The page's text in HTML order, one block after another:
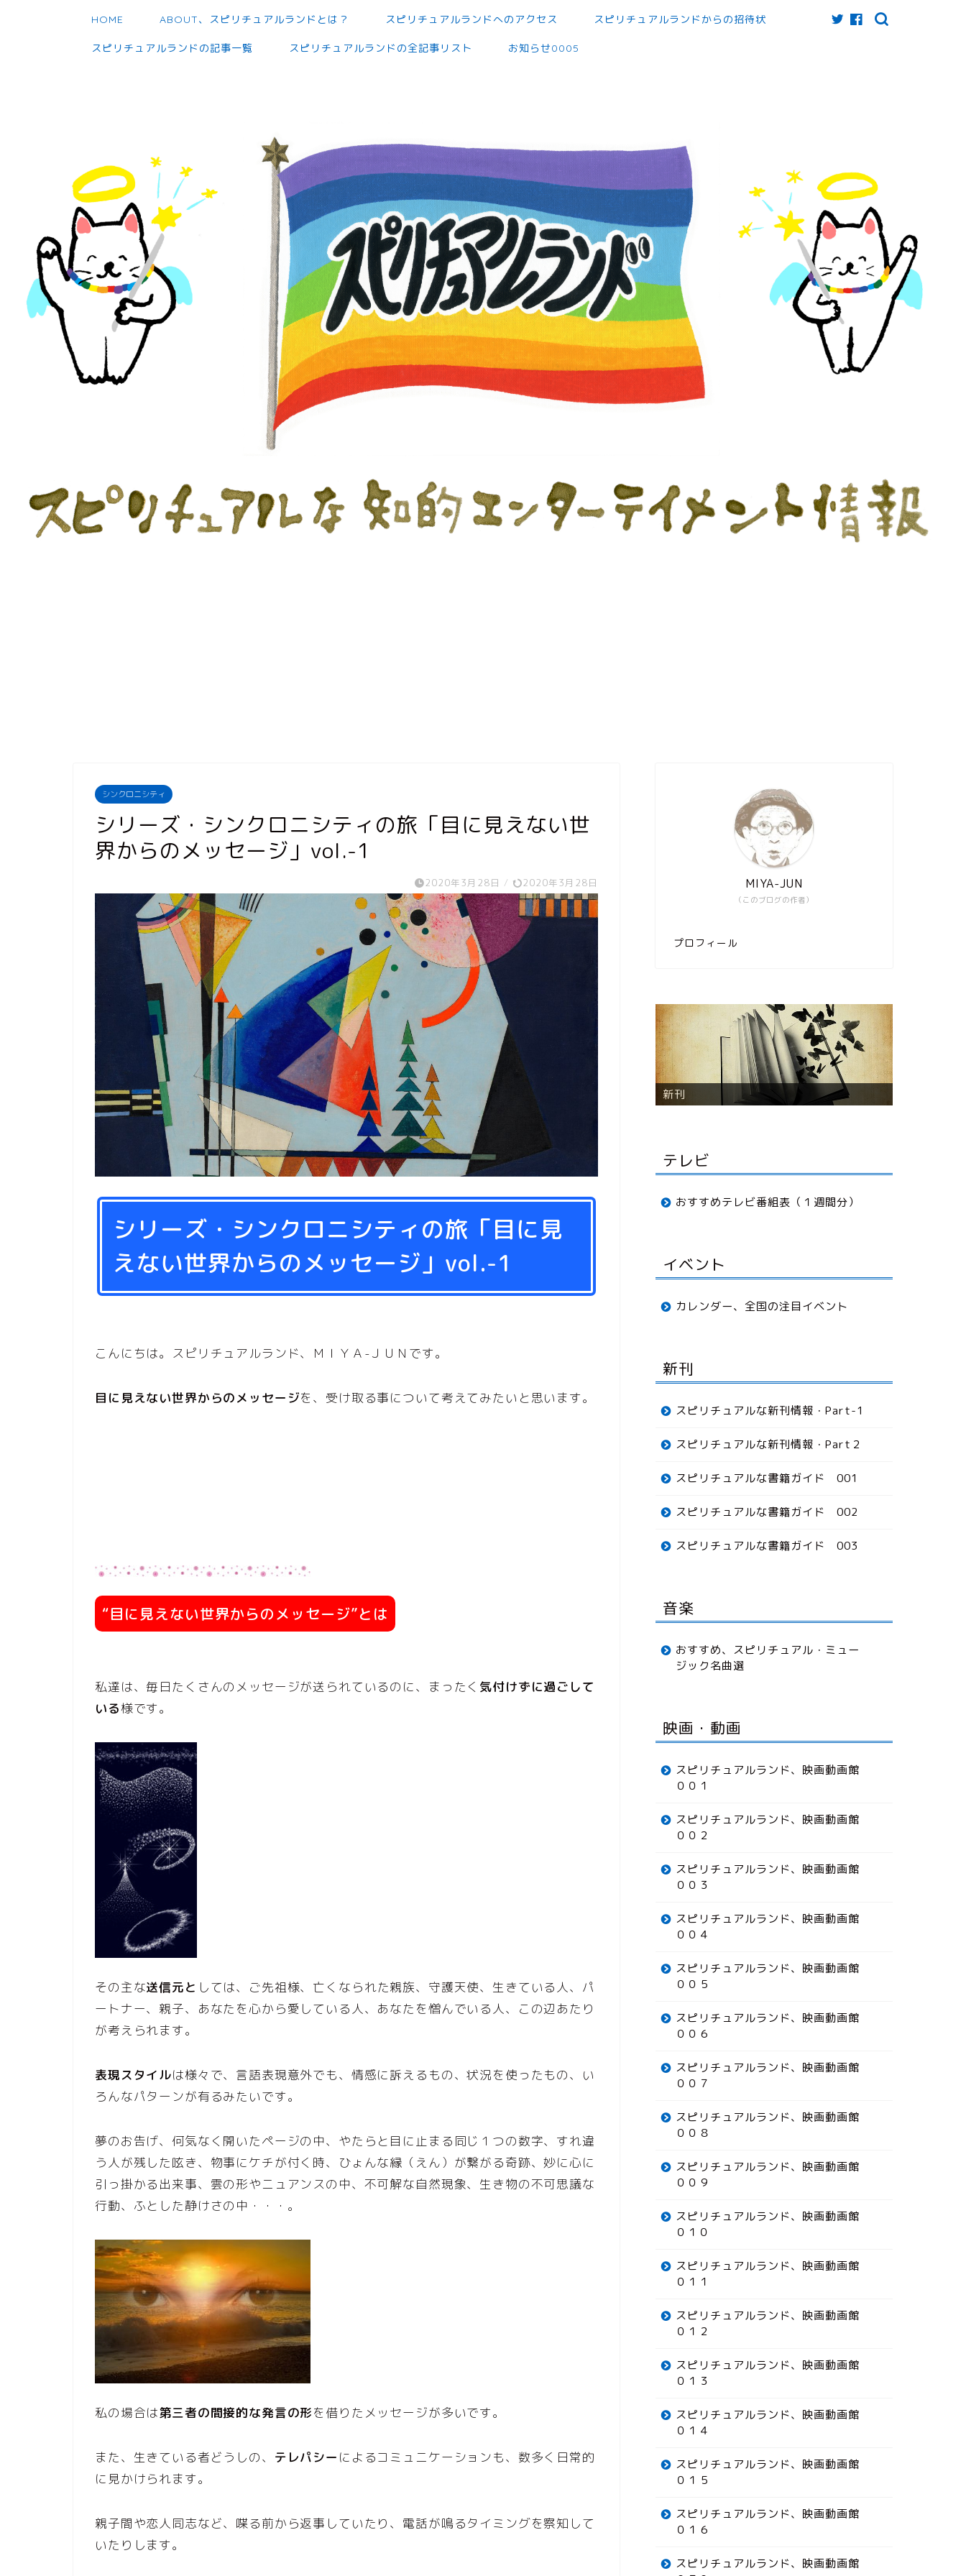
HOME ABOUT、スピリチュアルランドとは？ スピリチュアルランドへのアクセス スピリチュアルランドからの招待状
スピリチュアルランドの記事一覧 スピリチュアルランドの全記事リスト お知らせ0005
シンクロニシティ
シリーズ・シンクロニシティの旅「目に見えない世
界からのメッセージ」vol.-1
2020年3月28日 / 2020年3月28日
シリーズ・シンクロニシティの旅「目に見
えない世界からのメッセージ」vol.-1
こんにちは。スピリチュアルランド、ＭＩＹＡ-ＪＵＮです。
目に見えない世界からのメッセージを、受け取る事について考えてみたいと思います。
“目に見えない世界からのメッセージ”とは
私達は、毎日たくさんのメッセージが送られているのに、まったく 気付けずに過ごして
いる様です。
その主な送信元と しては、ご先祖様、亡くなられた親族、守護天使、生きている人、パ
ートナー、親子、あなたを心から愛している人、あなたを憎んでいる人、この辺あたり
が考えられます。
表現スタイルは様々で、言語表現意外でも、情感に訴えるもの、状況を使ったもの、い
ろんなパターンが有るみたいです。
夢のお告げ、何気なく開いたページの中、やたらと目に止まる同じ１つの数字、すれ違
う人が残した呟き、物事にケチが付く時、ひょんな縁（えん）が繋がる奇跡、妙に心に
引っ掛かる出来事、雲の形やニュアンスの中、不可解な自然現象、生き物の不可思議な
行動、ふとした静けさの中・・・。
私の場合は第三者の間接的な発言の形を借りたメッセージが多いです。
また、生きている者どうしの、 テレパシー によるコミュニケーションも、数多く日常的
に見かけられます。
親子間や恋人同志など、喋る前から返事していたり、電話が鳴るタイミングを察知して
いたりします。
（このブログの作者）
MIYA-JUN
プロフィール
イベント 新刊
テレビ
おすすめテレビ番組表（１週間分）
イベント
カレンダー、全国の注目イベント
新刊
スピリチュアルな新刊情報・Part-1
スピリチュアルな新刊情報・Part２
スピリチュアルな書籍ガイド 001
スピリチュアルな書籍ガイド 002
スピリチュアルな書籍ガイド 003
音楽
おすすめ、スピリチュアル・ミュー
ジック名曲選
映画・動画
スピリチュアルランド、映画動画館
００１
スピリチュアルランド、映画動画館
００２
スピリチュアルランド、映画動画館
００３
スピリチュアルランド、映画動画館
００４
スピリチュアルランド、映画動画館
００５
スピリチュアルランド、映画動画館
００６
スピリチュアルランド、映画動画館
００７
スピリチュアルランド、映画動画館
００８
スピリチュアルランド、映画動画館
００９
スピリチュアルランド、映画動画館
０１０
スピリチュアルランド、映画動画館
０１１
スピリチュアルランド、映画動画館
０１２
スピリチュアルランド、映画動画館
０１３
スピリチュアルランド、映画動画館
０１４
スピリチュアルランド、映画動画館
０１５
スピリチュアルランド、映画動画館
０１６
スピリチュアルランド、映画動画館